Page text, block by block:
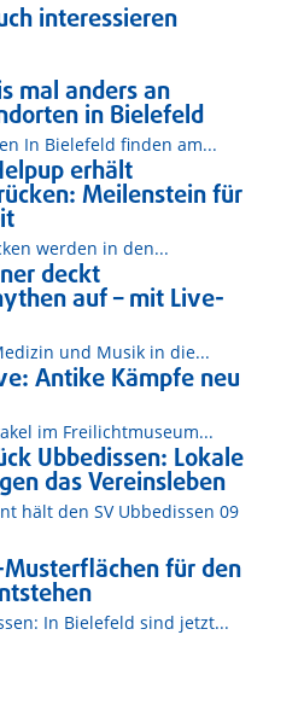
interessieren
mal anders an
in Bielefeld
In Bielefeld finden am...
erhält
Meilenstein für
werden in den...
deckt
auf – mit Live-
und Musik in die...
Antike Kämpfe neu
im Freilichtmuseum...
Ubbedissen: Lokale
das Vereinsleben
hält den SV Ubbedissen 09
für den
In Bielefeld sind jetzt...